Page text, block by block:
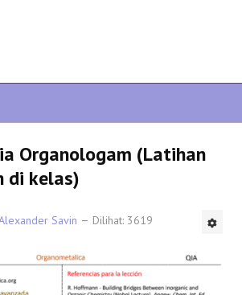
Organologam (Latihan
di kelas)
Savin Dilihat: 3619